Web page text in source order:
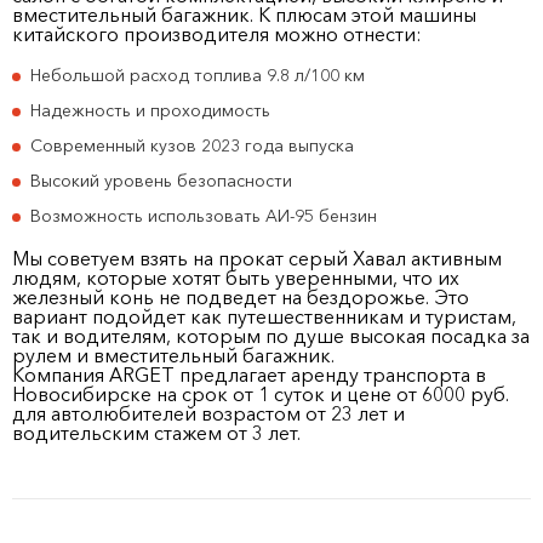
вместительный багажник. К плюсам этой машины
китайского производителя можно отнести:
Небольшой расход топлива 9.8 л/100 км
Надежность и проходимость
Современный кузов 2023 года выпуска
Высокий уровень безопасности
Возможность использовать АИ-95 бензин
Мы советуем взять на прокат серый Хавал активным
людям, которые хотят быть уверенными, что их
железный конь не подведет на бездорожье. Это
вариант подойдет как путешественникам и туристам,
так и водителям, которым по душе высокая посадка за
рулем и вместительный багажник.
Компания ARGET предлагает аренду транспорта в
Новосибирске на срок от 1 суток и цене от 6000 руб.
для автолюбителей возрастом от 23 лет и
водительским стажем от 3 лет.